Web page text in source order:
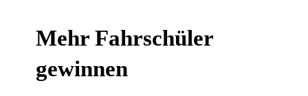
Mehr Fahrschüler
gewinnen